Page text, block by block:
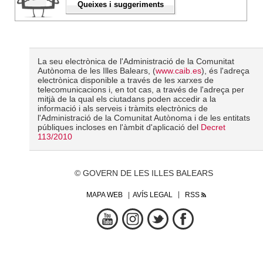
Queixes i suggeriments
La seu electrònica de l'Administració de la Comunitat
Autònoma de les Illes Balears, (www.caib.es), és l'adreça
electrònica disponible a través de les xarxes de
telecomunicacions i, en tot cas, a través de l'adreça per
mitjà de la qual els ciutadans poden accedir a la
informació i als serveis i tràmits electrònics de
l'Administració de la Comunitat Autònoma i de les entitats
públiques incloses en l'àmbit d'aplicació del Decret
113/2010
© GOVERN DE LES ILLES BALEARS
MAPA WEB AVÍS LEGAL RSS